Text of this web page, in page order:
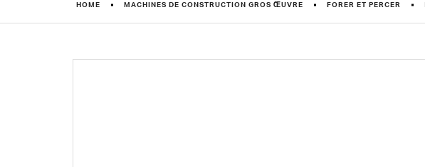
HOME MACHINES DE CONSTRUCTION GROS ŒUVRE FORER ET PERCER